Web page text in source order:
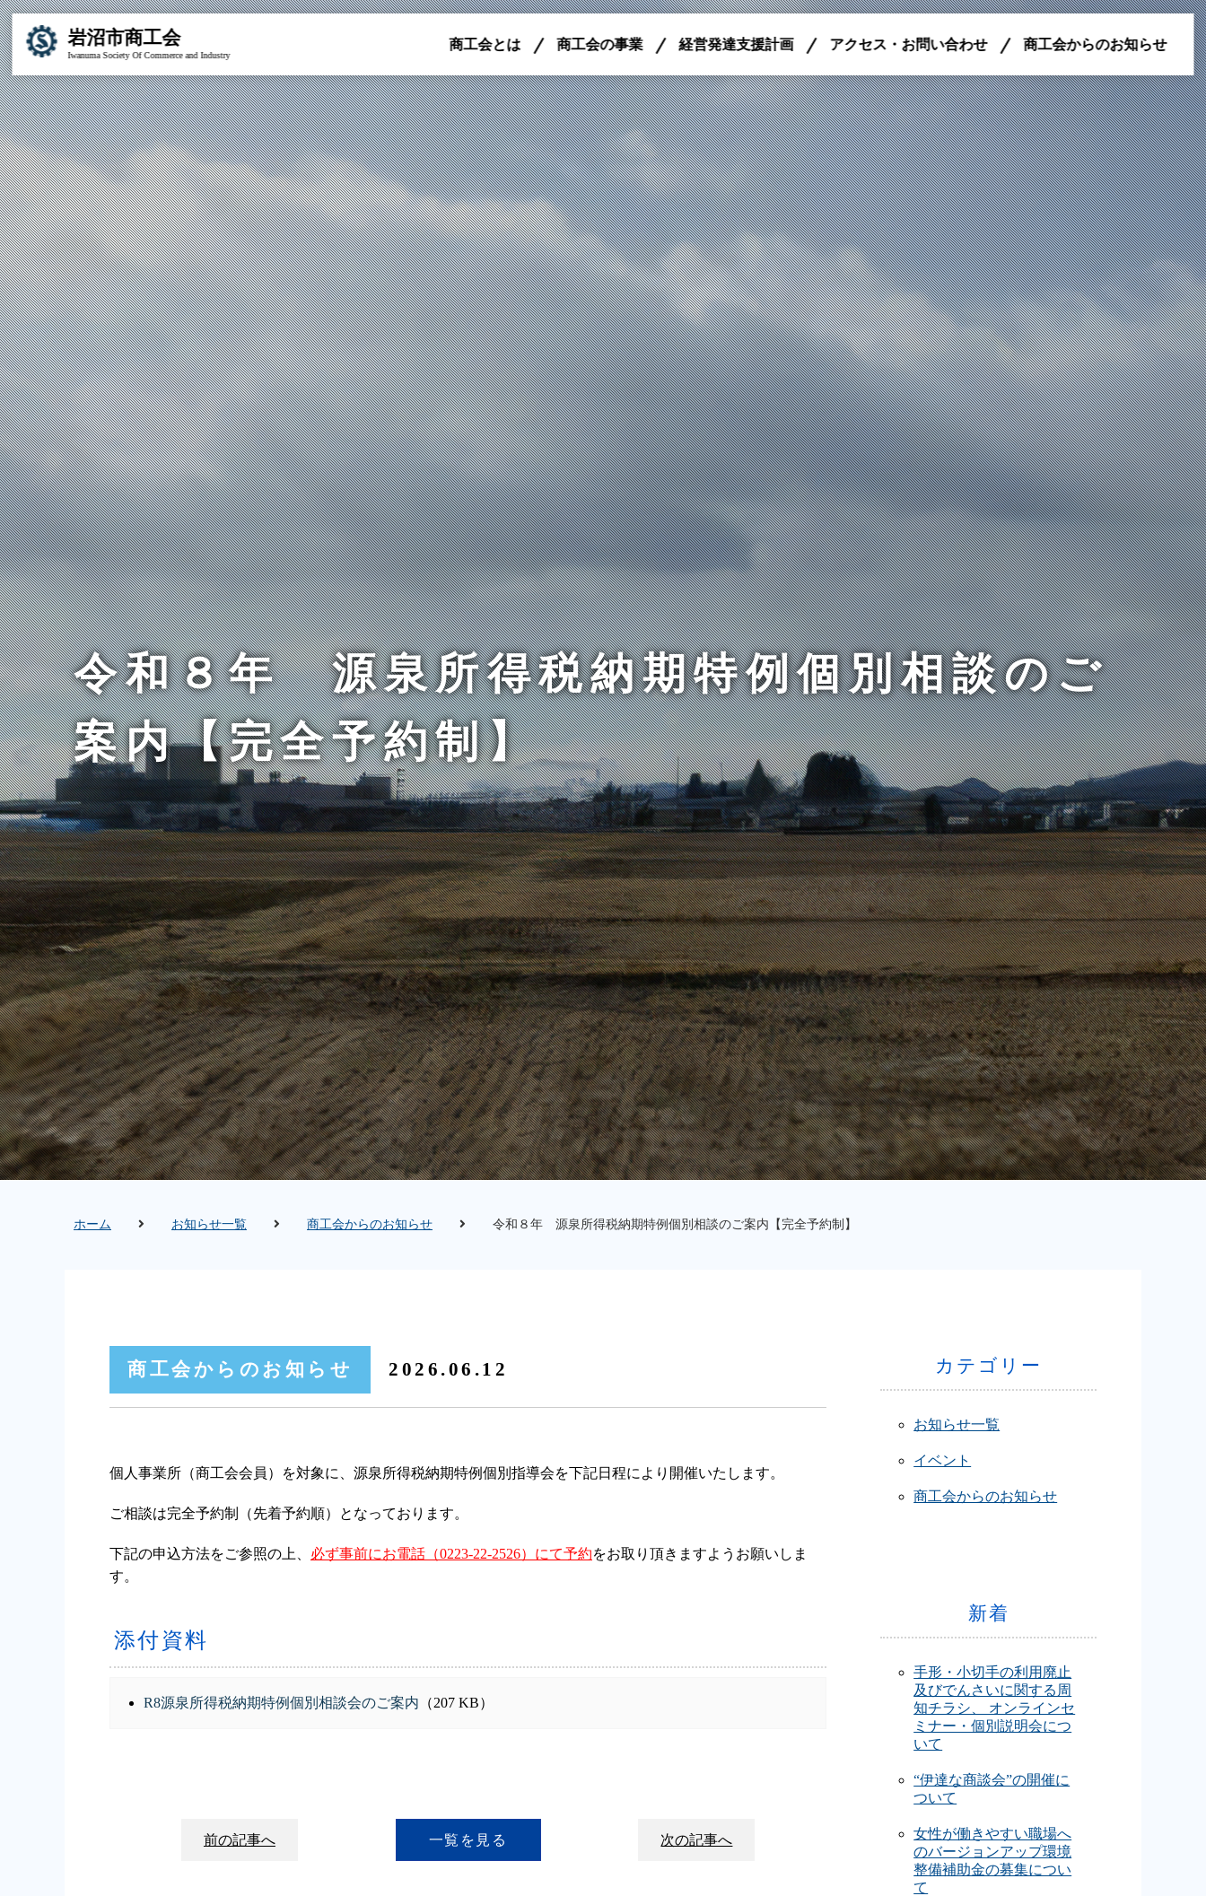
岩沼市商工会
Iwanuma Society Of Commerce and Industry
商工会とは 商工会の事業 経営発達支援計画 アクセス・お問い合わせ 商工会からのお知らせ
令和８年 源泉所得税納期特例個別相談のご
案内【完全予約制】
ホーム お知らせ一覧 商工会からのお知らせ 令和８年 源泉所得税納期特例個別相談のご案内【完全予約制】
商工会からのお知らせ 2026.06.12
個人事業所（商工会会員）を対象に、源泉所得税納期特例個別指導会を下記日程により開催いたします。
ご相談は完全予約制（先着予約順）となっております。
下記の申込方法をご参照の上、 必ず事前にお電話（0223-22-2526）にて予約をお取り頂きますようお願いしま
す。
添付資料
R8源泉所得税納期特例個別相談会のご案内 （207 KB）
前の記事へ 一覧を見る 次の記事へ
カテゴリー
お知らせ一覧
イベント
商工会からのお知らせ
新着
手形・小切手の利用廃止
及びでんさいに関する周
知チラシ、 オンラインセ
ミナー・個別説明会につ
いて
“伊達な商談会”の開催に
ついて
女性が働きやすい職場へ
のバージョンアップ環境
整備補助金の募集につい
て